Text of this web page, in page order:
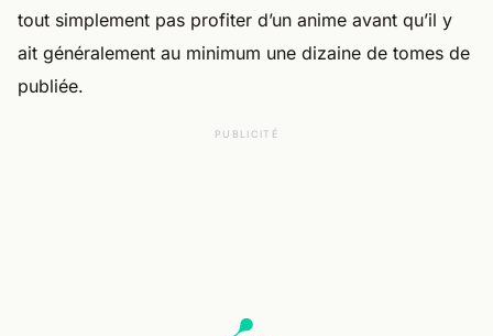
tout simplement pas profiter d’un anime avant qu’il y
ait généralement au minimum une dizaine de tomes de
publiée.
PUBLICITÉ